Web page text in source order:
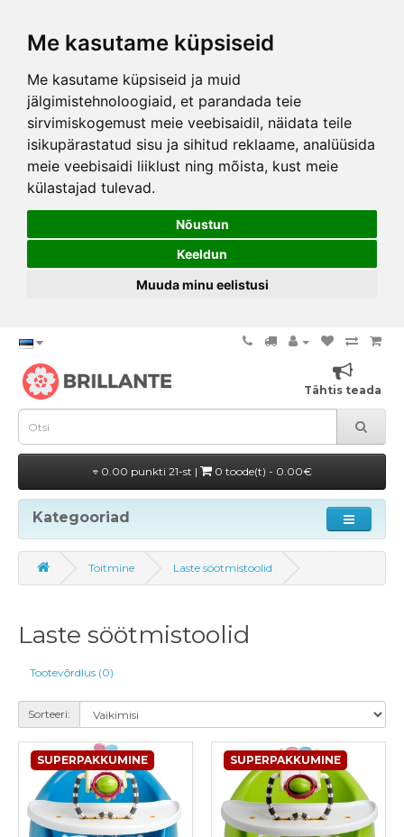
Me kasutame küpsiseid
Me kasutame küpsiseid ja muid
jälgimistehnoloogiaid, et parandada teie
sirvimiskogemust meie veebisaidil, näidata teile
isikupärastatud sisu ja sihitud reklaame, analüüsida
meie veebisaidi liiklust ning mõista, kust meie
külastajad tulevad.
Nõustun
Keeldun
Muuda minu eelistusi
Tähtis teada
0.00 punkti 21-st | 0 toode(t) - 0.00€
Kategooriad
Toitmine Laste söötmistoolid
Laste söötmistoolid
Tootevõrdlus (0)
Sorteeri:
SUPERPAKKUMINE SUPERPAKKUMINE